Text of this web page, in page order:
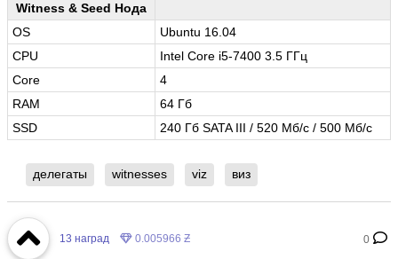
Witness & Seed Нода
OS
Ubuntu 16.04
CPU
Intel Core i5-7400 3.5 ГГц
Core
4
RAM
64 Гб
SSD
240 Гб SATA III / 520 Мб/с / 500 Мб/с
делегаты witnesses viz виз
0
13 наград 0.005966 Ƶ